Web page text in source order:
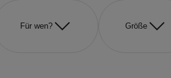
Für wen? Größe